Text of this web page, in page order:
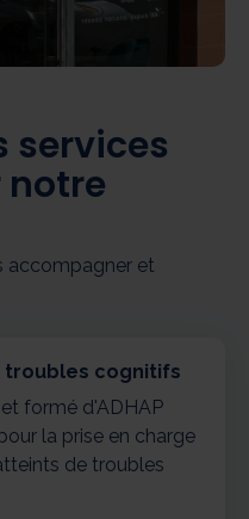
services
notre
accompagner et
cognitifs
formé d'ADHAP
la prise en charge
de troubles